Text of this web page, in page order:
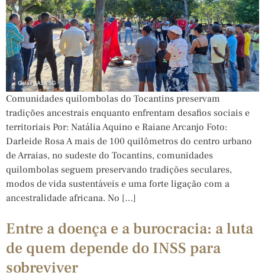
Comunidades quilombolas do Tocantins preservam
tradições ancestrais enquanto enfrentam desafios sociais e
territoriais Por: Natália Aquino e Raiane Arcanjo Foto:
Darleide Rosa A mais de 100 quilômetros do centro urbano
de Arraias, no sudeste do Tocantins, comunidades
quilombolas seguem preservando tradições seculares,
modos de vida sustentáveis e uma forte ligação com a
ancestralidade africana. No […]
Entre a doença e a burocracia: a luta
de quem depende do INSS para
sobreviver